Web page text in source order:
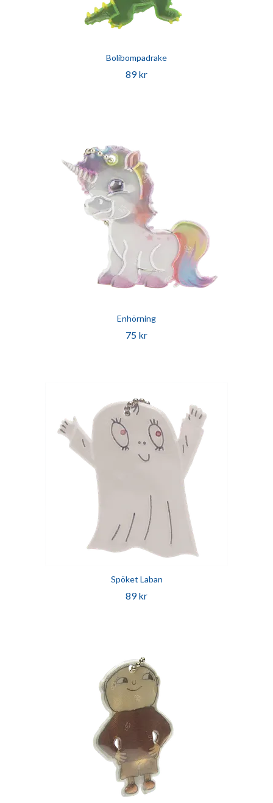
Bolibompadrake
89 kr
Enhörning
75 kr
Spöket Laban
89 kr